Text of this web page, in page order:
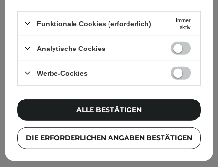
The Ordinary -
Niacinamide 10% + Zinc
4,99 €
The Ordinary - Azelaic
Acid Suspension 10% -
Leichte Emulsion mit
Azelainsäure - 30ml
12,95 €
Funktionale Cookies (erforderlich)
Immer
aktiv
Analytische Cookies
Werbe-Cookies
DIE ERFORDERLICHEN ANGABEN BESTÄTIGEN
ALLE BESTÄTIGEN